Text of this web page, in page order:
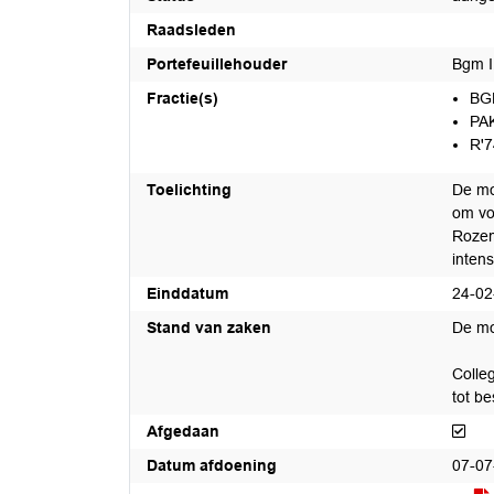
Raadsleden
Portefeuillehouder
Bgm
Fractie(s)
Toelichting
De
om
Einddatum
24-
Stand van zaken
De
tot
Afgedaan
Datum afdoening
07-